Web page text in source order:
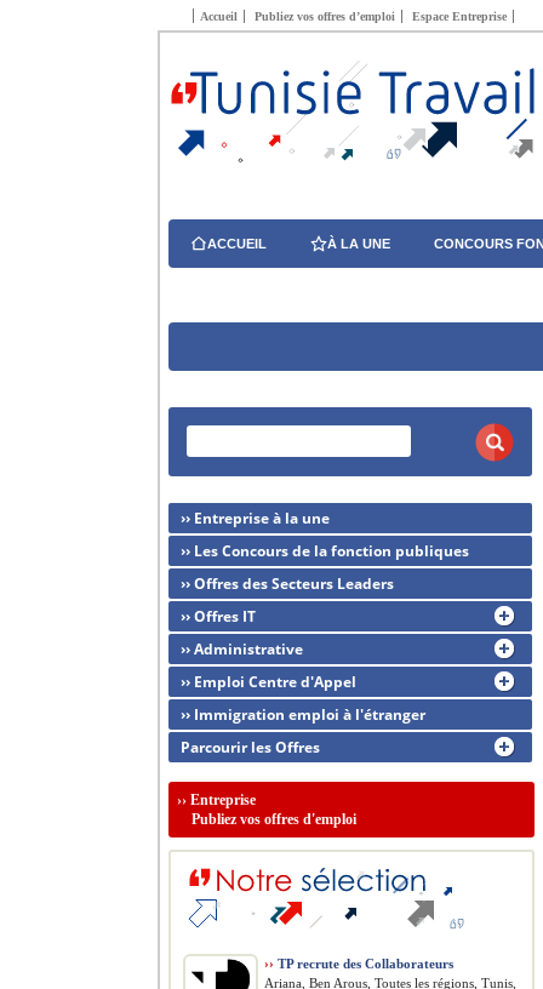
Accueil Publiez vos offres d’emploi Espace Entreprise
ACCUEIL À LA UNE CONCOURS
›› Entreprise à la une
›› Les Concours de la fonction publiques
›› Offres des Secteurs Leaders
›› Offres IT
›› Administrative
›› Emploi Centre d'Appel
›› Immigration emploi à l'étranger
Parcourir les Offres
›› Entreprise
Publiez vos offres d'emploi
›› TP recrute des Collaborateurs
Ariana, Ben Arous, Toutes les régions, Tunis,